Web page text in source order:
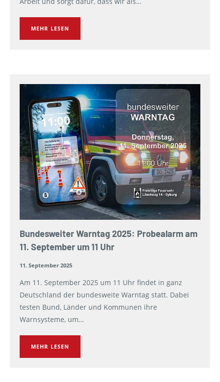
MEHR LESEN
Bundesweiter Warntag 2025: Probealarm am
11. September um 11 Uhr
11. September 2025
Am 11. September 2025 um 11 Uhr findet in ganz
Deutschland der bundesweite Warntag statt. Dabei
testen Bund, Länder und Kommunen ihre
Warnsysteme, um…
MEHR LESEN